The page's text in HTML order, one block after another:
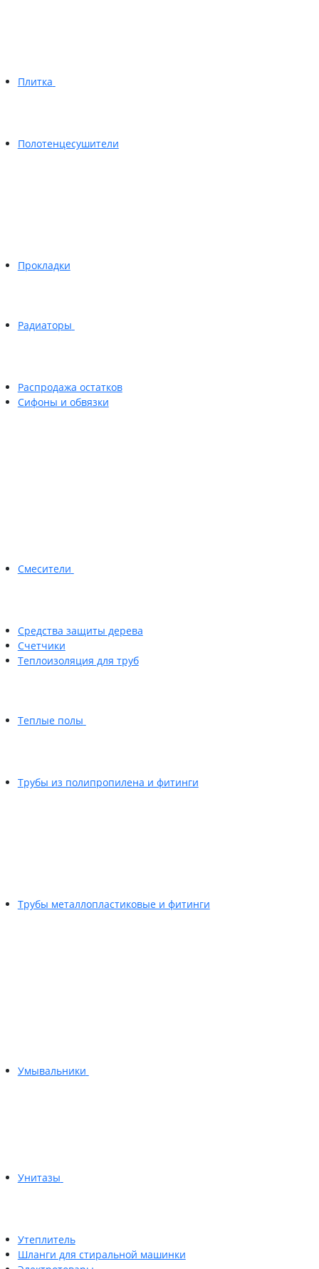
Плитка
Полотенцесушители
Прокладки
Радиаторы
Распродажа остатков
Сифоны и обвязки
Смесители
Средства защиты дерева
Счетчики
Теплоизоляция для труб
Теплые полы
Трубы из полипропилена и фитинги
Трубы металлопластиковые и фитинги
Умывальники
Унитазы
Утеплитель
Шланги для стиральной машинки